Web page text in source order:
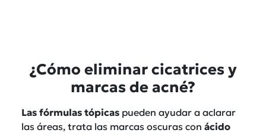
¿Cómo eliminar cicatrices y
marcas de acné?
Las fórmulas tópicas pueden ayudar a aclarar
las áreas, trata las marcas oscuras con ácido